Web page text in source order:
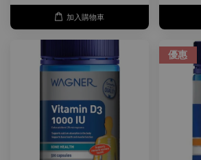
加入購物車
優惠